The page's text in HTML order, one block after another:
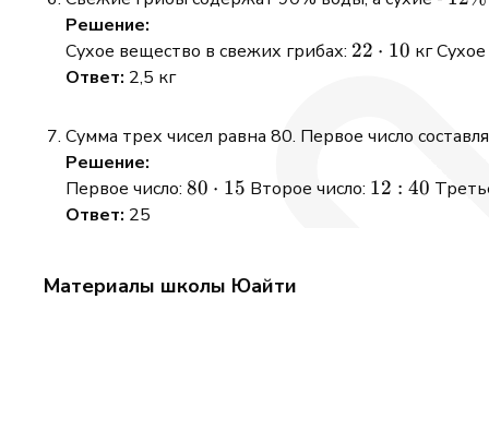
Решение:
Сухое вещество в свежих грибах: 22
22 ⋅ 10 кг
Ответ: 2,5 кг
Сумма трех чисел равна 80. Первое число
Решение:
Первое число: 80
80 ⋅ 15 Второе число: 12 :
12 : 40
Ответ: 25
Материалы школы Юайти